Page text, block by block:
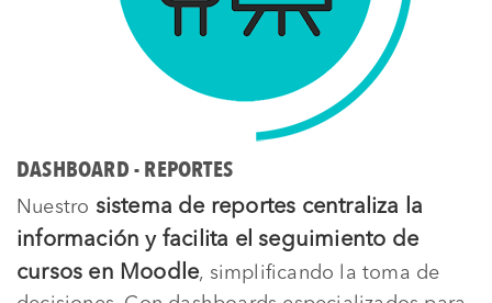
DASHBOARD - REPORTES
Nuestro sistema de reportes centraliza la
información y facilita el seguimiento de
cursos en Moodle, simplificando la toma de